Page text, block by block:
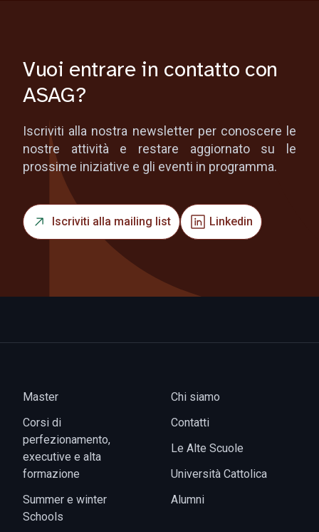
Vuoi entrare in contatto con
ASAG?
Iscriviti alla nostra newsletter per conoscere le
nostre attività e restare aggiornato su le
prossime iniziative e gli eventi in programma.
Iscriviti alla mailing list Linkedin
Master
Corsi di
perfezionamento,
executive e alta
formazione
Summer e winter
Schools
Chi siamo
Contatti
Le Alte Scuole
Università Cattolica
Alumni